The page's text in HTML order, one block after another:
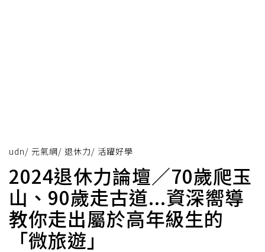
udn/ 元氣網/ 退休力/ 活躍好學
2024退休力論壇／70歲爬玉
山、90歲走古道...資深嚮導
教你走出屬於高年級生的
「微旅遊」